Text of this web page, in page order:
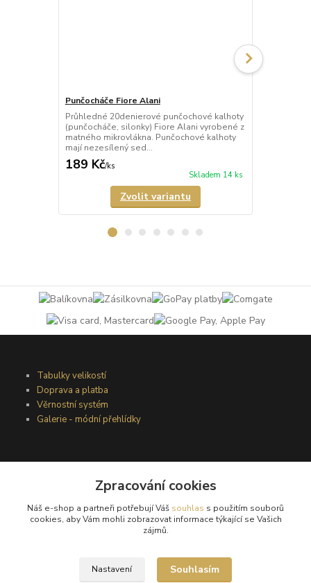
Punčocháče Fiore Alani
Průhledné 20denierové punčochové kalhoty
(punčocháče, silonky) Fiore Alani vyrobené z
matného mikrovlákna. Punčochové kalhoty
mají nezesílený sed...
189 Kč/ks
Skladem 14 ks
Zvolit variantu
Tabulky velikostí
Doprava a platba
Věrnostní systém
Galerie - módní přehlídky
Obchodní podmínky
Ochrana osobních údajů
Kontakty
Reklamační řád
Zpracování cookies
Náš e-shop a partneři potřebují Váš souhlas s použitím souborů
cookies, aby Vám mohli zobrazovat informace týkající se Vašich
zájmů.
Nastavení Souhlasím